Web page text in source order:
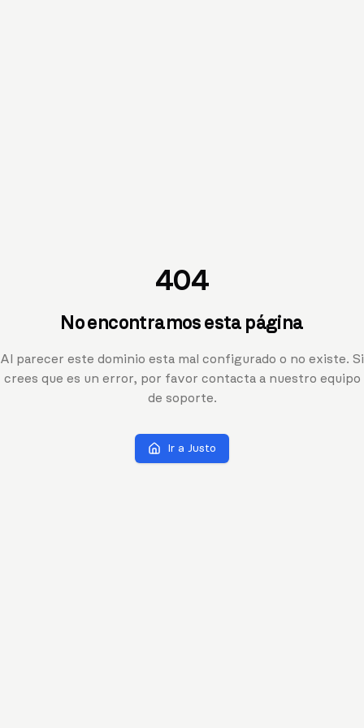
404
No encontramos esta página
Al parecer este dominio esta mal configurado o no existe. Si
crees que es un error, por favor contacta a nuestro equipo
de soporte.
Ir a Justo